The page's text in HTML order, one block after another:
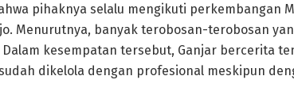
pihaknya selalu mengikuti perkembangan
Menurutnya, banyak terobosan-terobosan
kesempatan tersebut, Ganjar bercerita
dikelola dengan profesional meskipun